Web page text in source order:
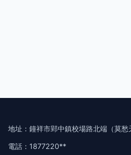
地址：鐘祥市郢中鎮校場路北端（莫
電話：1877220**